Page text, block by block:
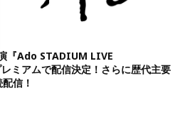
『Ado STADIUM LIVE
ミアムで配信決定！さらに歴代主要
信！